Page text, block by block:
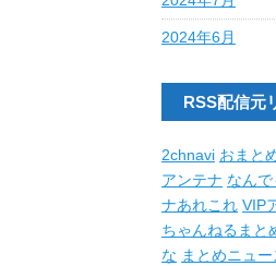
2024年6月
RSS配信元
2chnavi おまと
アンテナ なん
ナあれこれ VIP
ちゃんねるまと
な まとめニュ